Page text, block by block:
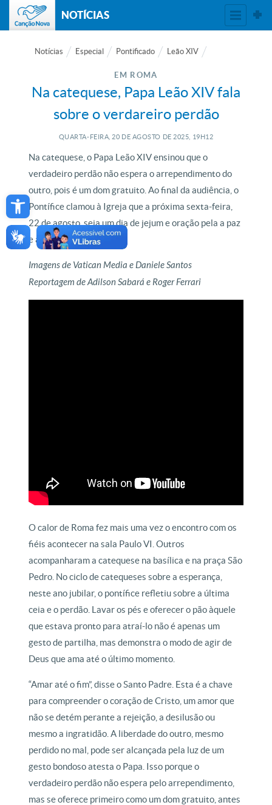
Open toolbar
NOTÍCIAS
Notícias Especial Pontificado Leão XIV
EM ROMA
Na catequese, Papa Leão XIV fala
sobre o verdareiro perdão
QUARTA-FEIRA, 20 DE AGOSTO DE 2025, 19H12
Na catequese, o Papa Leão XIV ensinou que o
verdadeiro perdão não espera o arrependimento do
outro, pois é um dom gratuito. Ao final da audiência, o
Pontífice clamou à Igreja que a próxima sexta-feira,
22 de agosto, seja um dia de jejum e oração pela a paz
e a justiça.
Imagens de Vatican Media e Daniele Santos
Reportagem de Adilson Sabará e Roger Ferrari
O calor de Roma fez mais uma vez o encontro com os
fiéis acontecer na sala Paulo VI. Outros
acompanharam a catequese na basílica e na praça São
Pedro. No ciclo de catequeses sobre a esperança,
neste ano jubilar, o pontífice refletiu sobre a última
ceia e o perdão. Lavar os pés e oferecer o pão àquele
que estava pronto para atraí-lo não é apenas um
gesto de partilha, mas demonstra o modo de agir de
Deus que ama até o último momento.
“Amar até o fim”, disse o Santo Padre. Esta é a chave
para compreender o coração de Cristo, um amor que
não se detém perante a rejeição, a desilusão ou
mesmo a ingratidão. A liberdade do outro, mesmo
perdido no mal, pode ser alcançada pela luz de um
gesto bondoso atesta o Papa. Isso porque o
verdadeiro perdão não espera pelo arrependimento,
mas se oferece primeiro como um dom gratuito, antes